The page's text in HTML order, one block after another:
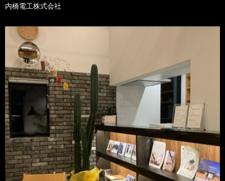
内橋電工株式会社